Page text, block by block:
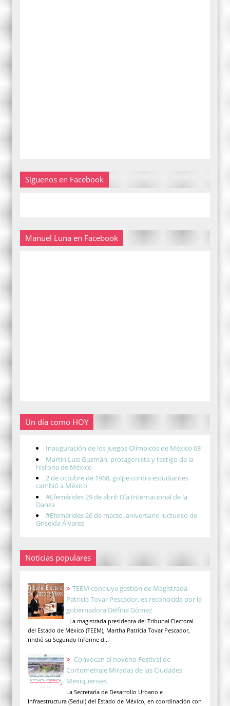
Siguenos en Facebook
Manuel Luna en Facebook
Un día como HOY
Inauguración de los Juegos Olímpicos de México 68
Martín Luis Guzmán, protagonista y testigo de la
historia de México
2 de octubre de 1968, golpe contra estudiantes
cambió a México
#Efemérides 29 de abril: Día Internacional de la
Danza
#Efemérides 26 de marzo, aniversario luctuoso de
Griselda Álvarez
Noticias populares
TEEM concluye gestión de Magistrada
Patricia Tovar Pescador, es reconocida por la
gobernadora Delfina Gómez
La magistrada presidenta del Tribunal Electoral
del Estado de México (TEEM), Martha Patricia Tovar Pescador,
rindió su Segundo Informe d...
Convocan al noveno Festival de
Cortometraje Miradas de las Ciudades
Mexiquenses
La Secretaría de Desarrollo Urbano e
Infraestructura (Sedui) del Estado de México, en coordinación con